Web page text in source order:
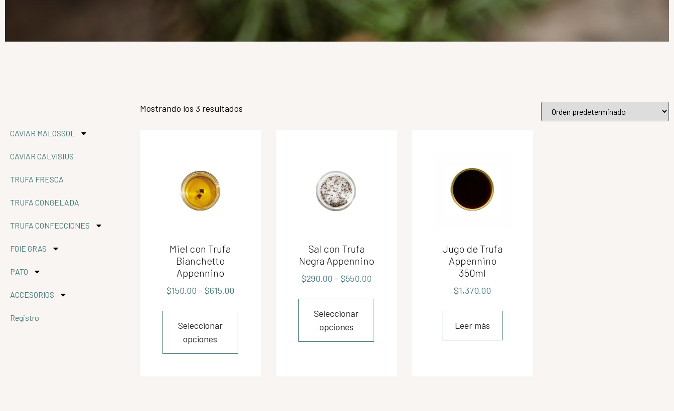
CAVIAR MALOSSOL
CAVIAR CALVISIUS
TRUFA FRESCA
TRUFA CONGELADA
TRUFA CONFECCIONES
FOIE GRAS
PATO
ACCESORIOS
Registro
Mostrando los 3 resultados
Miel con Trufa
Bianchetto
Appennino
$150.00 - $615.00
Seleccionar
opciones
Sal con Trufa
Negra Appennino
$290.00 - $550.00
Seleccionar
opciones
Jugo de Trufa
Appennino
350ml
$1,370.00
Leer más